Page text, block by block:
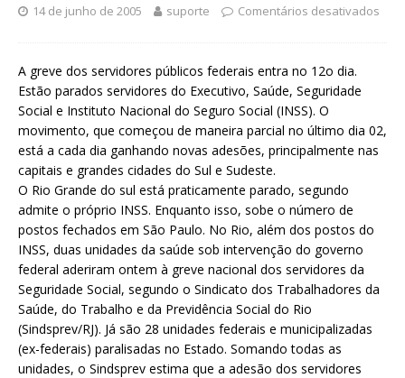
14 de junho de 2005 suporte Comentários desativados
A greve dos servidores públicos federais entra no 12o dia.
Estão parados servidores do Executivo, Saúde, Seguridade
Social e Instituto Nacional do Seguro Social (INSS). O
movimento, que começou de maneira parcial no último dia 02,
está a cada dia ganhando novas adesões, principalmente nas
capitais e grandes cidades do Sul e Sudeste.
O Rio Grande do sul está praticamente parado, segundo
admite o próprio INSS. Enquanto isso, sobe o número de
postos fechados em São Paulo. No Rio, além dos postos do
INSS, duas unidades da saúde sob intervenção do governo
federal aderiram ontem à greve nacional dos servidores da
Seguridade Social, segundo o Sindicato dos Trabalhadores da
Saúde, do Trabalho e da Previdência Social do Rio
(Sindsprev/RJ). Já são 28 unidades federais e municipalizadas
(ex-federais) paralisadas no Estado. Somando todas as
unidades, o Sindsprev estima que a adesão dos servidores